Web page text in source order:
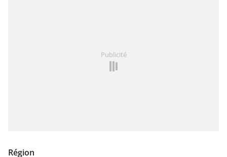
Publicité
Région